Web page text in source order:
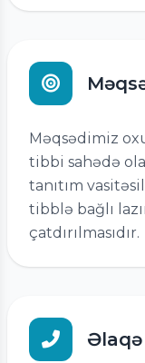
Məqsədimiz
tibbi sahədə
tanıtım
tibblə bağlı
çatdırılmasıdır.
Əlaqə